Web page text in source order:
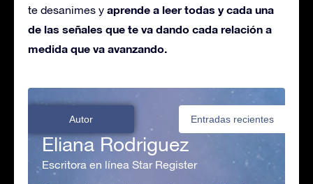
te desanimes y aprende a leer todas y cada una
de las señales que te va dando cada relación a
medida que va avanzando.
Autor Entradas recientes
Eliana Rodriguez
Escritora en línea Star Register